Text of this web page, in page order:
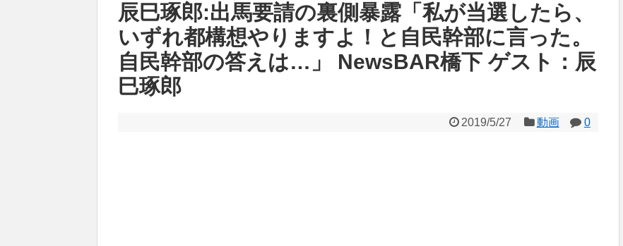
辰巳琢郎:出馬要請の裏側暴露「私が当選したら、
いずれ都構想やりますよ！と自民幹部に言った。
自民幹部の答えは…」 NewsBAR橋下 ゲスト：辰
巳琢郎
2019/5/27 動画 0